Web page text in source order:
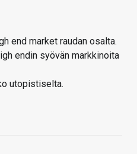
end market raudan osalta.
endin syövän markkinoita
utopistiselta.